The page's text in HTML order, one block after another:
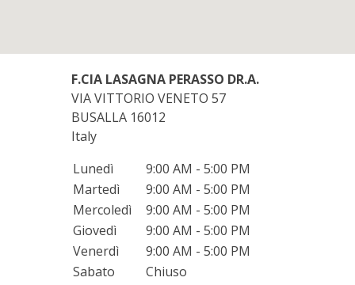
F.CIA LASAGNA PERASSO DR.A.
VIA VITTORIO VENETO 57
BUSALLA 16012
Italy
Lunedì
9:00 AM - 5:00 PM
Martedì
9:00 AM - 5:00 PM
Mercoledì
9:00 AM - 5:00 PM
Giovedì
9:00 AM - 5:00 PM
Venerdì
9:00 AM - 5:00 PM
Sabato
Chiuso